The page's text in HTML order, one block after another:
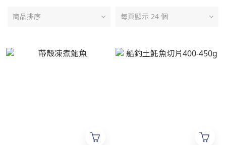
商品排序 每頁顯示 24 個